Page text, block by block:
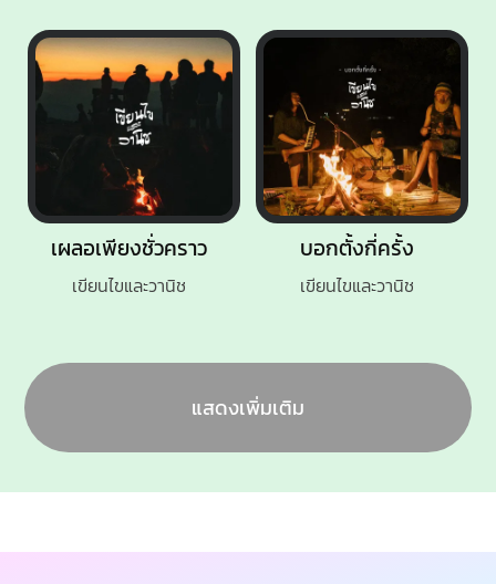
เผลอเพียงชั่วคราว
เขียนไขและวานิช
บอกตั้งกี่ครั้ง
เขียนไขและวานิช
แสดงเพิ่มเติม